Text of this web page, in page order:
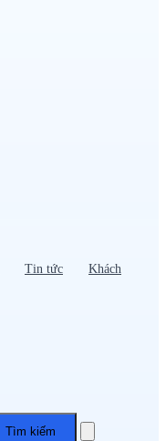
Tin tức
Khách
Tìm kiếm